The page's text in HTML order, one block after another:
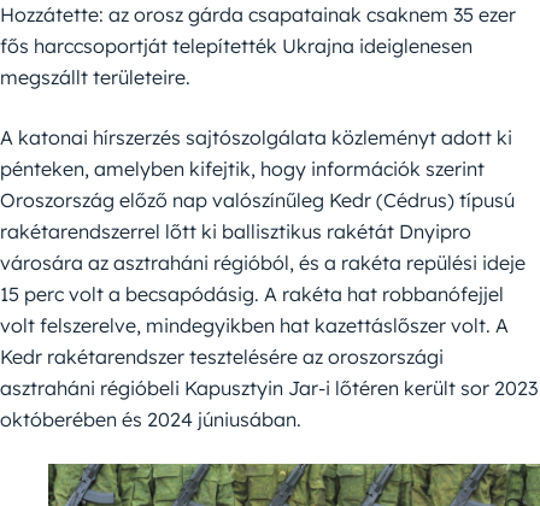
Hozzátette: az orosz gárda csapatainak csaknem 35 ezer
fős harccsoportját telepítették Ukrajna ideiglenesen
megszállt területeire.
A katonai hírszerzés sajtószolgálata közleményt adott ki
pénteken, amelyben kifejtik, hogy információk szerint
Oroszország előző nap valószínűleg Kedr (Cédrus) típusú
rakétarendszerrel lőtt ki ballisztikus rakétát Dnyipro
városára az asztraháni régióból, és a rakéta repülési ideje
15 perc volt a becsapódásig. A rakéta hat robbanófejjel
volt felszerelve, mindegyikben hat kazettáslőszer volt. A
Kedr rakétarendszer tesztelésére az oroszországi
asztraháni régióbeli Kapusztyin Jar-i lőtéren került sor 2023
októberében és 2024 júniusában.